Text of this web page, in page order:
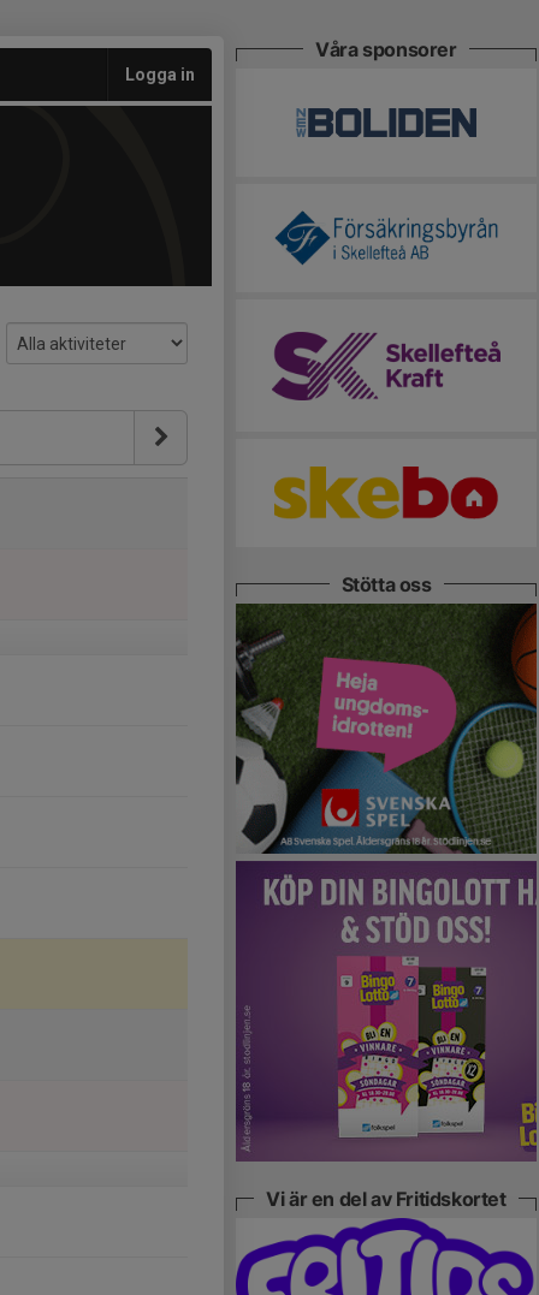
Logga in
Våra sponsorer
Stötta oss
Vi är en del av Fritidskortet